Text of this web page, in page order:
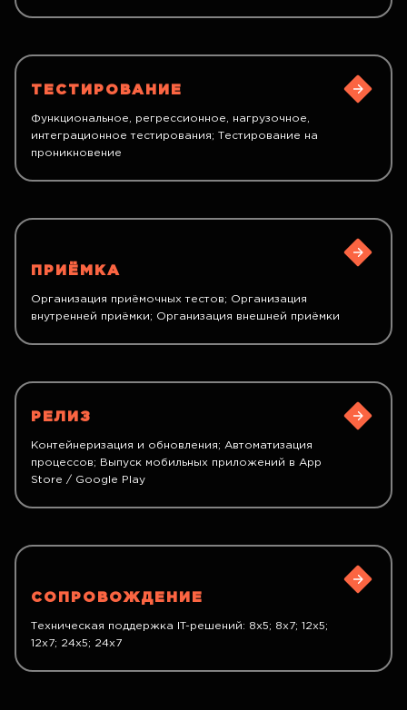
ТЕСТИРОВАНИЕ
Функциональное, регрессионное, нагрузочное,
интеграционное тестирования; Тестирование на
проникновение
ПРИЁМКА
Организация приёмочных тестов; Организация
внутренней приёмки; Организация внешней приёмки
РЕЛИЗ
Контейнеризация и обновления; Автоматизация
процессов; Выпуск мобильных приложений в App
Store / Google Play
СОПРОВОЖДЕНИЕ
Техническая поддержка IT-решений: 8x5; 8x7; 12x5;
12x7; 24x5; 24x7